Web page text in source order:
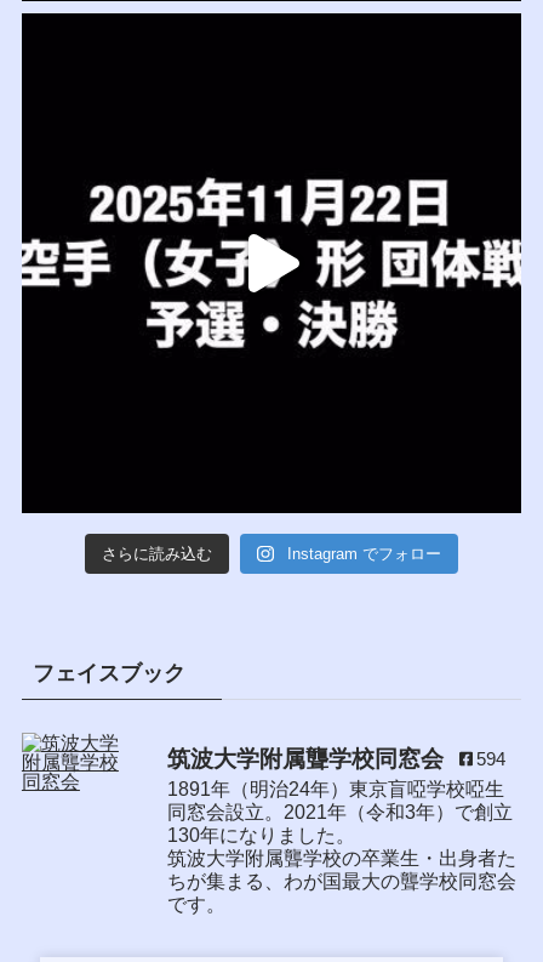
さらに読み込む Instagram でフォロー
フェイスブック
筑波大学附属聾学校同窓会 594
1891年（明治24年）東京盲啞学校啞生
同窓会設立。2021年（令和3年）で創立
130年になりました。
筑波大学附属聾学校の卒業生・出身者た
ちが集まる、わが国最大の聾学校同窓会
です。